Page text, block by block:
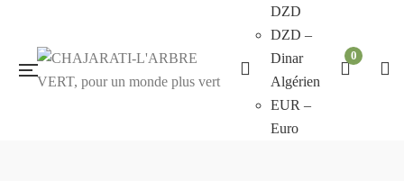
DZD
DZD –
Dinar
Algérien
EUR –
Euro
0